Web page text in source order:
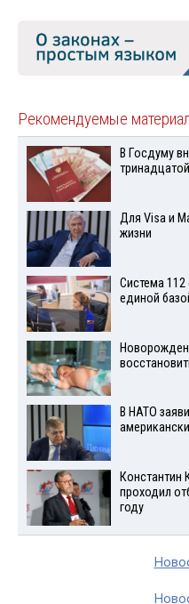
Рекомендуемые
В Госдуму
Для Visа и
жизни
Система 112
единой
В НАТО
Константин
проходил
году